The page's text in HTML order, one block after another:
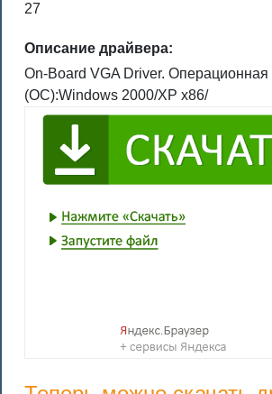
27
Описание драйвера:
On-Board VGA Driver. Операционная
(ОС):Windows 2000/XP x86/